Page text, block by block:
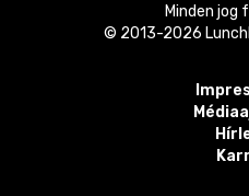
Minden
© 2013-2026